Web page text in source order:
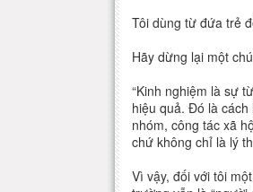
Tôi dùng từ đứa trẻ
Hãy dừng lại một
“Kinh nghiệm là sự
hiệu quả. Đó là
nhóm, công tác xã
chứ không chỉ là lý
Vì vậy, đối với tôi